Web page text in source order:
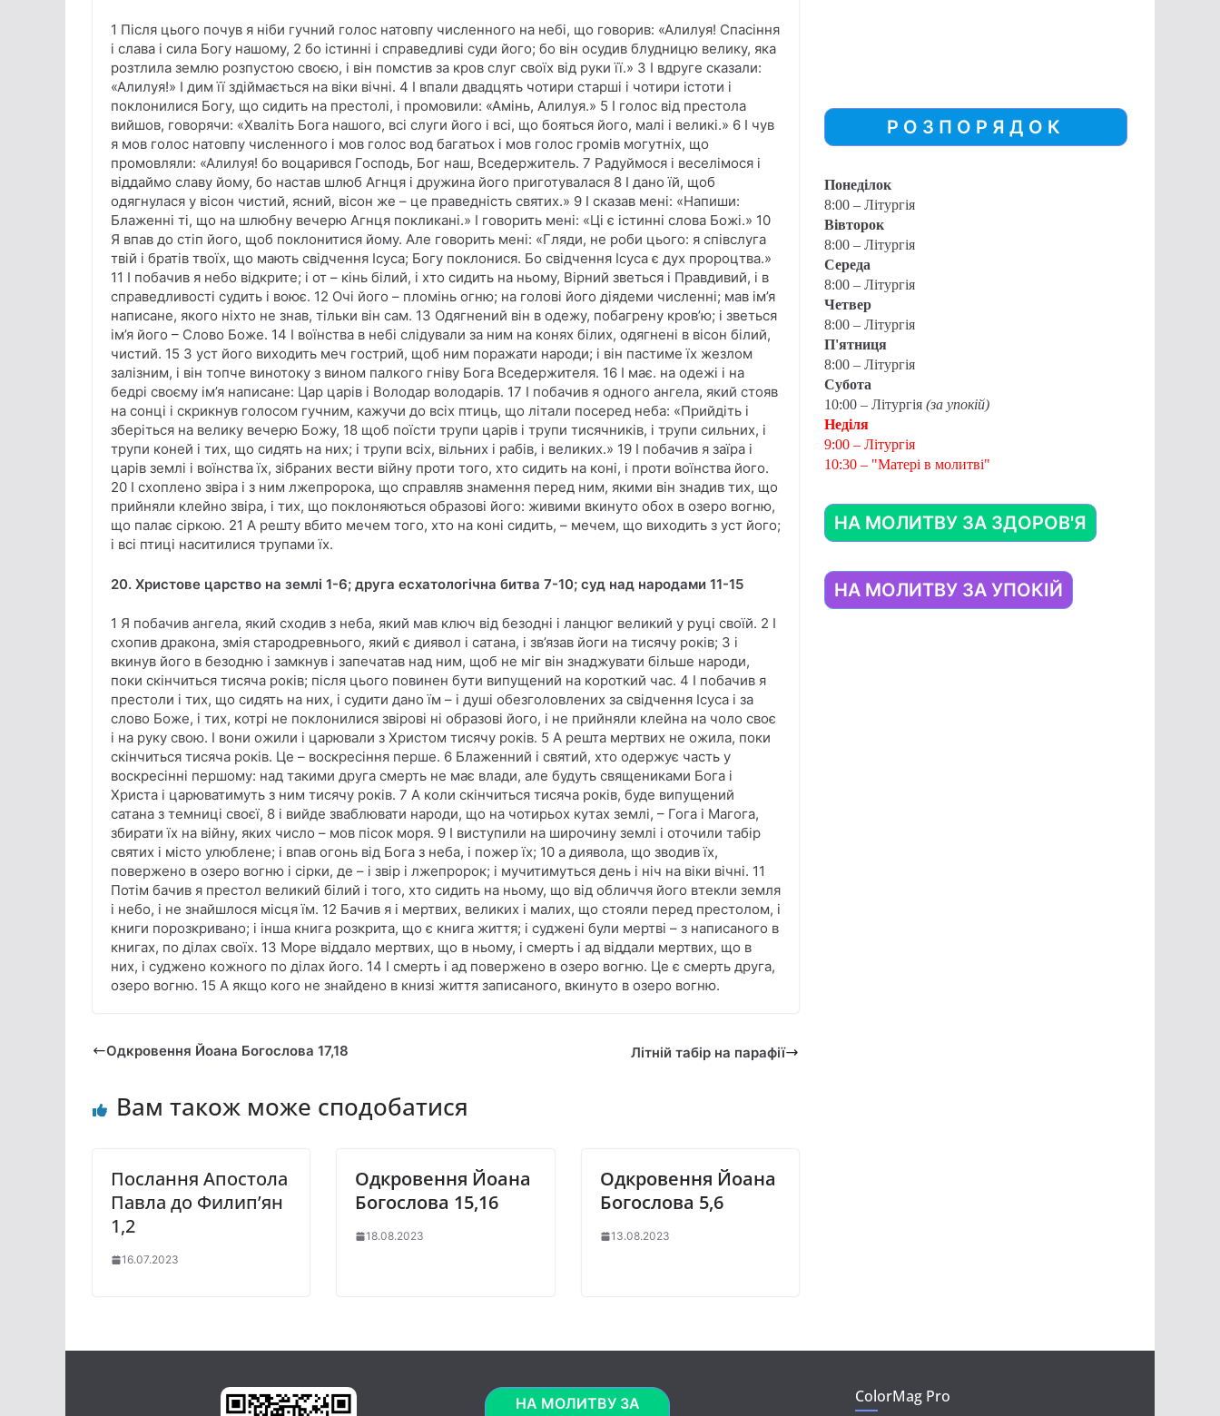
1 Після цього почув я ніби гучний голос натовпу численного на небі, що говорив: «Алилуя! Спасіння
і слава і сила Богу нашому, 2 бо істинні і справедливі суди його; бо він осудив блудницю велику, яка
розтлила землю розпустою своєю, і він помстив за кров слуг своїх від руки її.» 3 І вдруге сказали:
«Алилуя!» І дим її здіймається на віки вічні. 4 І впали двадцять чотири старші і чотири істоти і
поклонилися Богу, що сидить на престолі, і промовили: «Амінь, Алилуя.» 5 І голос від престола
вийшов, говорячи: «Хваліть Бога нашого, всі слуги його і всі, що бояться його, малі і великі.» 6 І чув
я мов голос натовпу численного і мов голос вод багатьох і мов голос громів могутніх, що
промовляли: «Алилуя! бо воцарився Господь, Бог наш, Вседержитель. 7 Радуймося і веселімося і
віддаймо славу йому, бо настав шлюб Агнця і дружина його приготувалася 8 І дано їй, щоб
одягнулася у вісон чистий, ясний, вісон же – це праведність святих.» 9 І сказав мені: «Напиши:
Блаженні ті, що на шлюбну вечерю Агнця покликані.» І говорить мені: «Ці є істинні слова Божі.» 10
Я впав до стіп його, щоб поклонитися йому. Але говорить мені: «Гляди, не роби цього: я співслуга
твій і братів твоїх, що мають свідчення Ісуса; Богу поклонися. Бо свідчення Ісуса є дух пророцтва.»
11 І побачив я небо відкрите; і от – кінь білий, і хто сидить на ньому, Вірний зветься і Правдивий, і в
справедливості судить і воює. 12 Очі його – пломінь огню; на голові його діядеми численні; мав ім’я
написане, якого ніхто не знав, тільки він сам. 13 Одягнений він в одежу, побагрену кров’ю; і зветься
ім’я його – Слово Боже. 14 І воїнства в небі слідували за ним на конях білих, одягнені в вісон білий,
чистий. 15 З уст його виходить меч гострий, щоб ним поражати народи; і він пастиме їх жезлом
залізним, і він топче винотоку з вином палкого гніву Бога Вседержителя. 16 І має. на одежі і на
бедрі своєму ім’я написане: Цар царів і Володар володарів. 17 І побачив я одного ангела, який стояв
на сонці і скрикнув голосом гучним, кажучи до всіх птиць, що літали посеред неба: «Прийдіть і
зберіться на велику вечерю Божу, 18 щоб поїсти трупи царів і трупи тисячників, і трупи сильних, і
трупи коней і тих, що сидять на них; і трупи всіх, вільних і рабів, і великих.» 19 І побачив я заїра і
царів землі і воїнства їх, зібраних вести війну проти того, хто сидить на коні, і проти воїнства його.
20 І схоплено звіра і з ним лжепророка, що справляв знамення перед ним, якими він знадив тих, що
прийняли клейно звіра, і тих, що поклоняються образові його: живими вкинуто обох в озеро вогню,
що палає сіркою. 21 А решту вбито мечем того, хто на коні сидить, – мечем, що виходить з уст його;
і всі птиці наситилися трупами їх.
20. Христове царство на землі 1-6; друга есхатологічна битва 7-10; суд над народами 11-15
1 Я побачив ангела, який сходив з неба, який мав ключ від безодні і ланцюг великий у руці своїй. 2 І
схопив дракона, змія стародревнього, який є диявол і сатана, і зв’язав йоги на тисячу років; 3 і
вкинув його в безодню і замкнув і запечатав над ним, щоб не міг він знаджувати більше народи,
поки скінчиться тисяча років; після цього повинен бути випущений на короткий час. 4 І побачив я
престоли і тих, що сидять на них, і судити дано їм – і душі обезголовлених за свідчення Ісуса і за
слово Боже, і тих, котрі не поклонилися звірові ні образові його, і не прийняли клейна на чоло своє
і на руку свою. І вони ожили і царювали з Христом тисячу років. 5 А решта мертвих не ожила, поки
скінчиться тисяча років. Це – воскресіння перше. 6 Блаженний і святий, хто одержує часть у
воскресінні першому: над такими друга смерть не має влади, але будуть священиками Бога і
Христа і царюватимуть з ним тисячу років. 7 А коли скінчиться тисяча років, буде випущений
сатана з темниці своєї, 8 і вийде зваблювати народи, що на чотирьох кутах землі, – Гога і Магога,
збирати їх на війну, яких число – мов пісок моря. 9 І виступили на широчину землі і оточили табір
святих і місто улюблене; і впав огонь від Бога з неба, і пожер їх; 10 а диявола, що зводив їх,
повержено в озеро вогню і сірки, де – і звір і лжепророк; і мучитимуться день і ніч на віки вічні. 11
Потім бачив я престол великий білий і того, хто сидить на ньому, що від обличчя його втекли земля
і небо, і не знайшлося місця їм. 12 Бачив я і мертвих, великих і малих, що стояли перед престолом, і
книги порозкривано; і інша книга розкрита, що є книга життя; і суджені були мертві – з написаного в
книгах, по ділах своїх. 13 Море віддало мертвих, що в ньому, і смерть і ад віддали мертвих, що в
них, і суджено кожного по ділах його. 14 І смерть і ад повержено в озеро вогню. Це є смерть друга,
озеро вогню. 15 А якщо кого не знайдено в книзі життя записаного, вкинуто в озеро вогню.
Одкровення Йоана Богослова 17,18 Літній табір на парафії
Вам також може сподобатися
Послання Апостола
Павла до Филип’ян
1,2
16.07.2023
Одкровення Йоана
Богослова 15,16
18.08.2023
Одкровення Йоана
Богослова 5,6
13.08.2023
РОЗПОРЯДОК
Понеділок
8:00 – Літургія
Вівторок
8:00 – Літургія
Середа
8:00 – Літургія
Четвер
8:00 – Літургія
П'ятниця
8:00 – Літургія
Субота
10:00 – Літургія(за упокій)
Неділя
9:00 – Літургія
10:30 – "Матері в молитві"
НА МОЛИТВУ ЗА ЗДОРОВ'Я
НА МОЛИТВУ ЗА УПОКІЙ
НА МОЛИТВУ ЗА
ColorMag Pro